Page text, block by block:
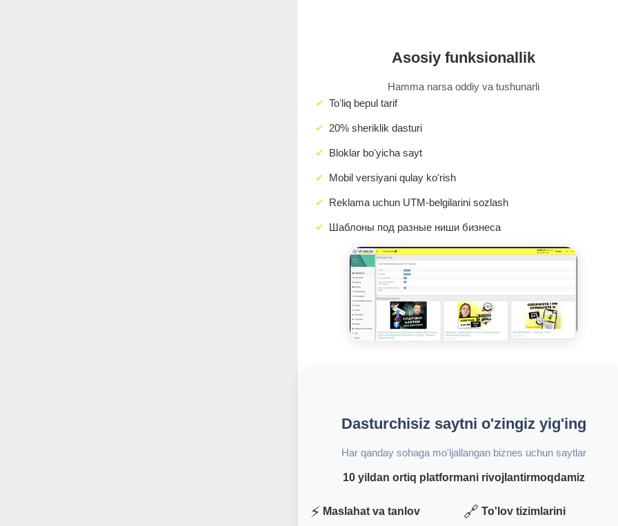
Asosiy funksionallik
Hamma narsa oddiy va tushunarli
Toʻliq bepul tarif
20% sheriklik dasturi
Bloklar boʻyicha sayt
Mobil versiyani qulay koʻrish
Reklama uchun UTM-belgilarini sozlash
Шаблоны под разные ниши бизнеса
Dasturchisiz saytni o'zingiz yig'ing
Har qanday sohaga mo'ljallangan biznes uchun saytlar
10 yildan ortiq platformani rivojlantirmoqdamiz
⚡ Maslahat va tanlov
🔗 To'lov tizimlarini